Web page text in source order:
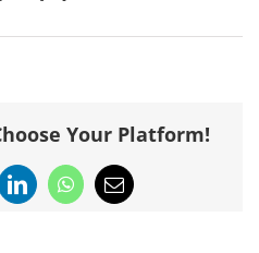
Your Platform!
LinkedInWhatsApp
Email